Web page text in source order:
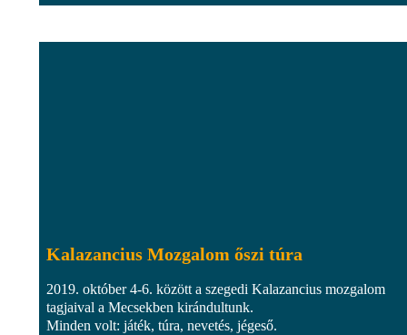
Kalazancius Mozgalom őszi túra
2019. október 4-6. között a szegedi Kalazancius mozgalom
tagjaival a Mecsekben kirándultunk.
Minden volt: játék, túra, nevetés, jégeső.